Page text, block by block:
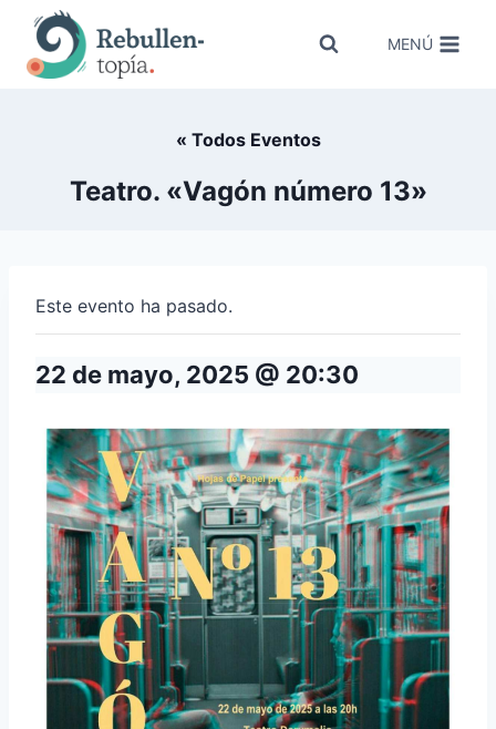
Saltar
contenido
MENÚ
« Todos Eventos
Teatro. «Vagón número 13»
Este evento ha pasado.
22 de mayo, 2025 @ 20:30